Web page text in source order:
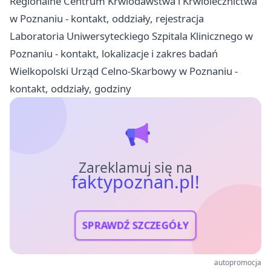
w Poznaniu - kontakt, oddziały, rejestracja
Laboratoria Uniwersyteckiego Szpitala Klinicznego w
Poznaniu - kontakt, lokalizacje i zakres badań
Wielkopolski Urząd Celno-Skarbowy w Poznaniu -
kontakt, oddziały, godziny
Zareklamuj się na
faktypoznan.pl!
SPRAWDŹ SZCZEGÓŁY
autopromocja